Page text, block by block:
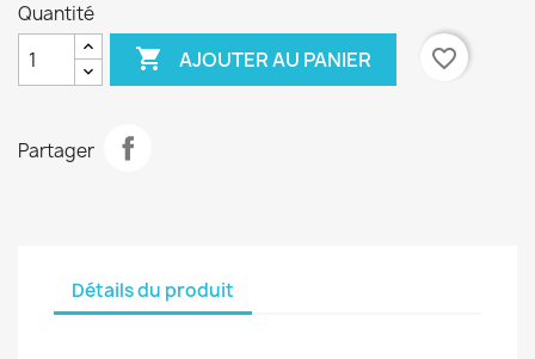
Quantité
 AJOUTER AU PANIER favorite_border
Partager
Détails du produit